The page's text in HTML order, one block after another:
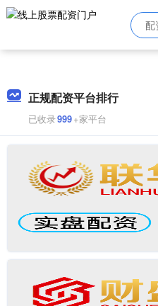
正规配资平台排行
已收录999+家平台